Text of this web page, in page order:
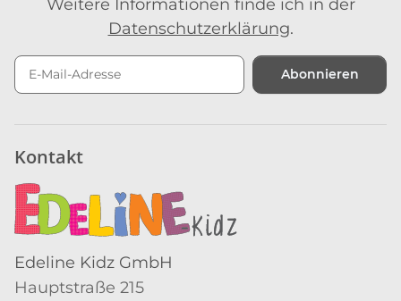
Weitere Informationen finde ich in der
Datenschutzerklärung.
Abonnieren
Kontakt
Edeline Kidz GmbH
Hauptstraße 215